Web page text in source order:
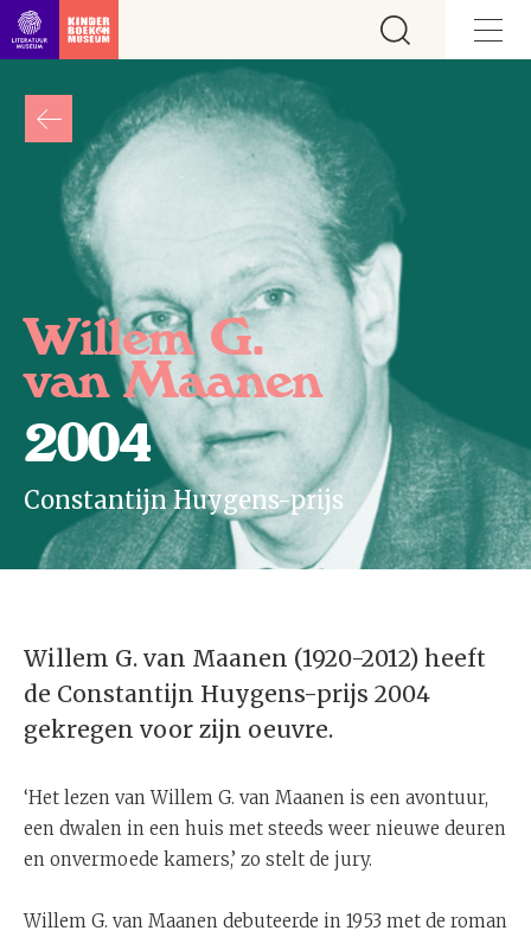
Ga direct naar inhoud
Willem G.
van Maanen
2004
Constantijn Huygens-prijs
Willem G. van Maanen (1920-2012) heeft
de Constantijn Huygens-prijs 2004
gekregen voor zijn oeuvre.
‘Het lezen van Willem G. van Maanen is een avontuur,
een dwalen in een huis met steeds weer nieuwe deuren
en onvermoede kamers,’ zo stelt de jury.
Willem G. van Maanen debuteerde in 1953 met de roman